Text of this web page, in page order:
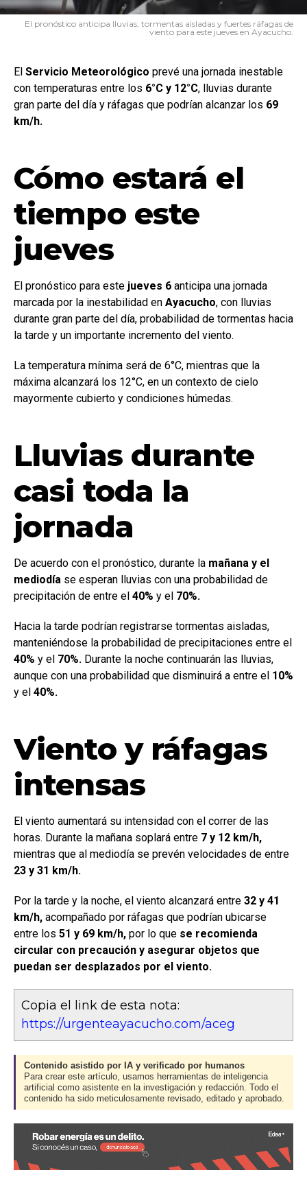
El pronóstico anticipa lluvias, tormentas aisladas y fuertes ráfagas de
viento para este jueves en Ayacucho.
El Servicio Meteorológico prevé una jornada inestable
con temperaturas entre los 6°C y 12°C, lluvias durante
gran parte del día y ráfagas que podrían alcanzar los 69
km/h.
Cómo estará el
tiempo este
jueves
El pronóstico para este jueves 6 anticipa una jornada
marcada por la inestabilidad en Ayacucho, con lluvias
durante gran parte del día, probabilidad de tormentas hacia
la tarde y un importante incremento del viento.
La temperatura mínima será de 6°C, mientras que la
máxima alcanzará los 12°C, en un contexto de cielo
mayormente cubierto y condiciones húmedas.
Lluvias durante
casi toda la
jornada
De acuerdo con el pronóstico, durante la mañana y el
mediodía se esperan lluvias con una probabilidad de
precipitación de entre el 40% y el 70%.
Hacia la tarde podrían registrarse tormentas aisladas,
manteniéndose la probabilidad de precipitaciones entre el
40% y el 70%. Durante la noche continuarán las lluvias,
aunque con una probabilidad que disminuirá a entre el 10%
y el 40%.
Viento y ráfagas
intensas
El viento aumentará su intensidad con el correr de las
horas. Durante la mañana soplará entre 7 y 12 km/h,
mientras que al mediodía se prevén velocidades de entre
23 y 31 km/h.
Por la tarde y la noche, el viento alcanzará entre 32 y 41
km/h, acompañado por ráfagas que podrían ubicarse
entre los 51 y 69 km/h, por lo que se recomienda
circular con precaución y asegurar objetos que
puedan ser desplazados por el viento.
Copia el link de esta nota:
https://urgenteayacucho.com/aceg
Contenido asistido por IA y verificado por humanos
Para crear este artículo, usamos herramientas de inteligencia
artificial como asistente en la investigación y redacción. Todo el
contenido ha sido meticulosamente revisado, editado y aprobado.